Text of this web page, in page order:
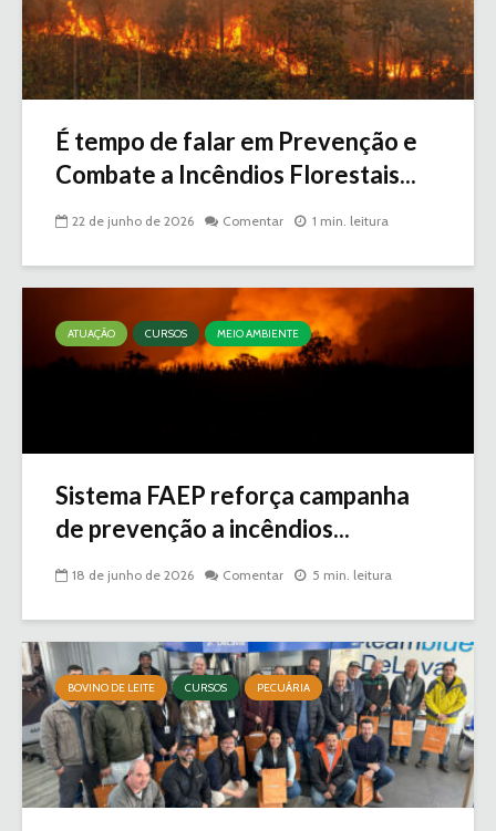
É tempo de falar em Prevenção e
Combate a Incêndios Florestais...
22 de junho de 2026 Comentar 1 min. leitura
ATUAÇÃO CURSOS MEIO AMBIENTE
Sistema FAEP reforça campanha
de prevenção a incêndios...
18 de junho de 2026 Comentar 5 min. leitura
BOVINO DE LEITE CURSOS PECUÁRIA